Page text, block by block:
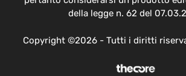
della legge n. 62 del
Copyright ©2026 - Tutti i diritti